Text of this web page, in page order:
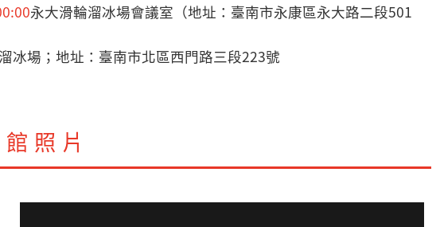
永大滑輪溜冰場會議室（地址：臺南市永康區永大路二段501
冰場；地址：臺南市北區西門路三段223號
照片